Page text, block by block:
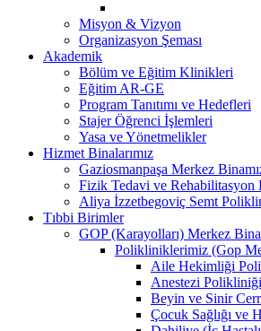
Misyon & Vizyon
Organizasyon Şeması
Akademik
Bölüm ve Eğitim Klinikleri
Eğitim AR-GE
Program Tanıtımı ve Hedefleri
Stajer Öğrenci İşlemleri
Yasa ve Yönetmelikler
Hizmet Binalarımız
Gaziosmanpaşa Merkez
Fizik Tedavi ve Rehabilitasyon
Aliya İzzetbegoviç Semt
Tıbbi Birimler
GOP (Karayolları) Merkez Bina
Polikliniklerimiz (Gop
Aile Hekimliği
Anestezi Polikliniği
Beyin ve Sinir
Çocuk Sağlığı ve